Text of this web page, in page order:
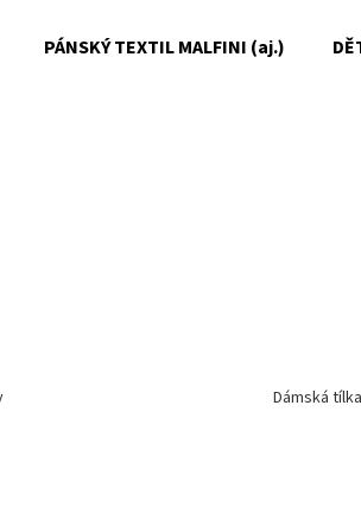
PÁNSKÝ TEXTIL MALFINI (aj.)
Dámská tílka
najít?